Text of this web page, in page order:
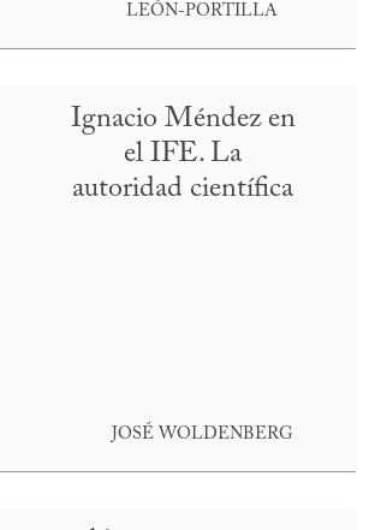
LEÓN-PORTILLA
Ignacio Méndez en
el IFE. La
autoridad científica
JOSÉ WOLDENBERG